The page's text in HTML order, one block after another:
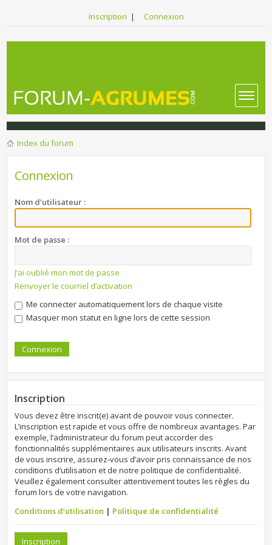
Inscription | Connexion
Index du forum
Connexion
Nom d’utilisateur :
Mot de passe :
J’ai oublié mon mot de passe
Renvoyer le courriel d’activation
Me connecter automatiquement lors de chaque visite
Masquer mon statut en ligne lors de cette session
Inscription
Vous devez être inscrit(e) avant de pouvoir vous connecter.
L’inscription est rapide et vous offre de nombreux avantages. Par
exemple, l’administrateur du forum peut accorder des
fonctionnalités supplémentaires aux utilisateurs inscrits. Avant
de vous inscrire, assurez-vous d’avoir pris connaissance de nos
conditions d’utilisation et de notre politique de confidentialité.
Veuillez également consulter attentivement toutes les règles du
forum lors de votre navigation.
Conditions d’utilisation | Politique de confidentialité
Inscription